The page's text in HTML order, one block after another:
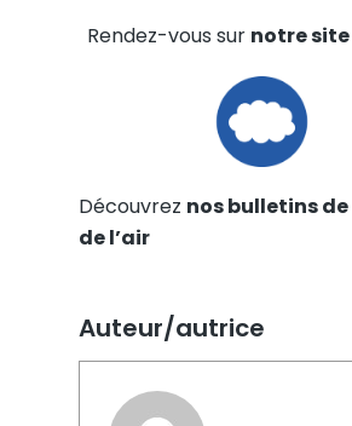
Rendez-vous sur notre
Découvrez nos bulletins
de l’air
Auteur/autrice